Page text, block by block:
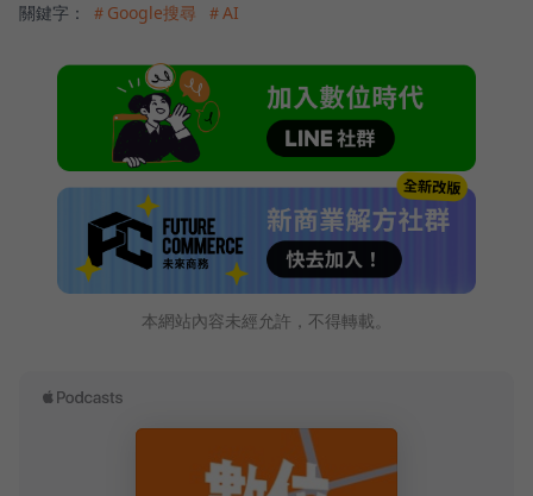
關鍵字： ＃Google搜尋 ＃AI
本網站內容未經允許，不得轉載。